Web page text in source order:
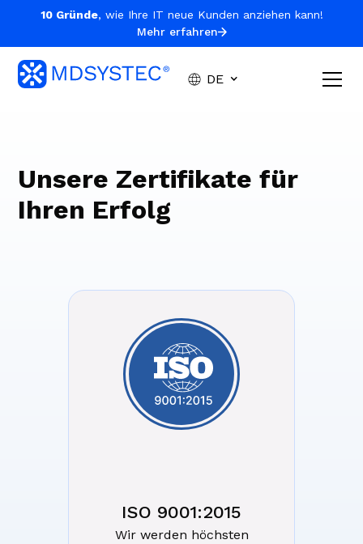
10 Gründe, wie Ihre IT neue Kunden anziehen kann!
Mehr erfahren
DE
Unsere Zertifikate für
Ihren Erfolg
ISO 9001:2015
Wir werden höchsten